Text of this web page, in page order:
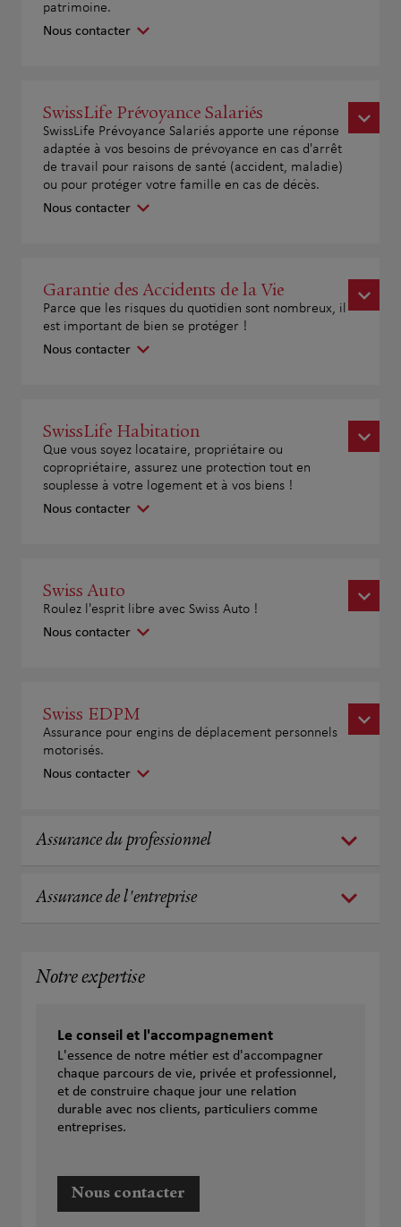
patrimoine.
Nous contacter
SwissLife Prévoyance Salariés
SwissLife Prévoyance Salariés apporte une réponse
adaptée à vos besoins de prévoyance en cas d'arrêt
de travail pour raisons de santé (accident, maladie)
ou pour protéger votre famille en cas de décès.
Nous contacter
Garantie des Accidents de la Vie
Parce que les risques du quotidien sont nombreux, il
est important de bien se protéger !
Nous contacter
SwissLife Habitation
Que vous soyez locataire, propriétaire ou
copropriétaire, assurez une protection tout en
souplesse à votre logement et à vos biens !
Nous contacter
Swiss Auto
Roulez l'esprit libre avec Swiss Auto !
Nous contacter
Swiss EDPM
Assurance pour engins de déplacement personnels
motorisés.
Nous contacter
Assurance du professionnel
Assurance de l'entreprise
Notre expertise
Le conseil et l'accompagnement
L'essence de notre métier est d'accompagner
chaque parcours de vie, privée et professionnel,
et de construire chaque jour une relation
durable avec nos clients, particuliers comme
entreprises.
Nous contacter